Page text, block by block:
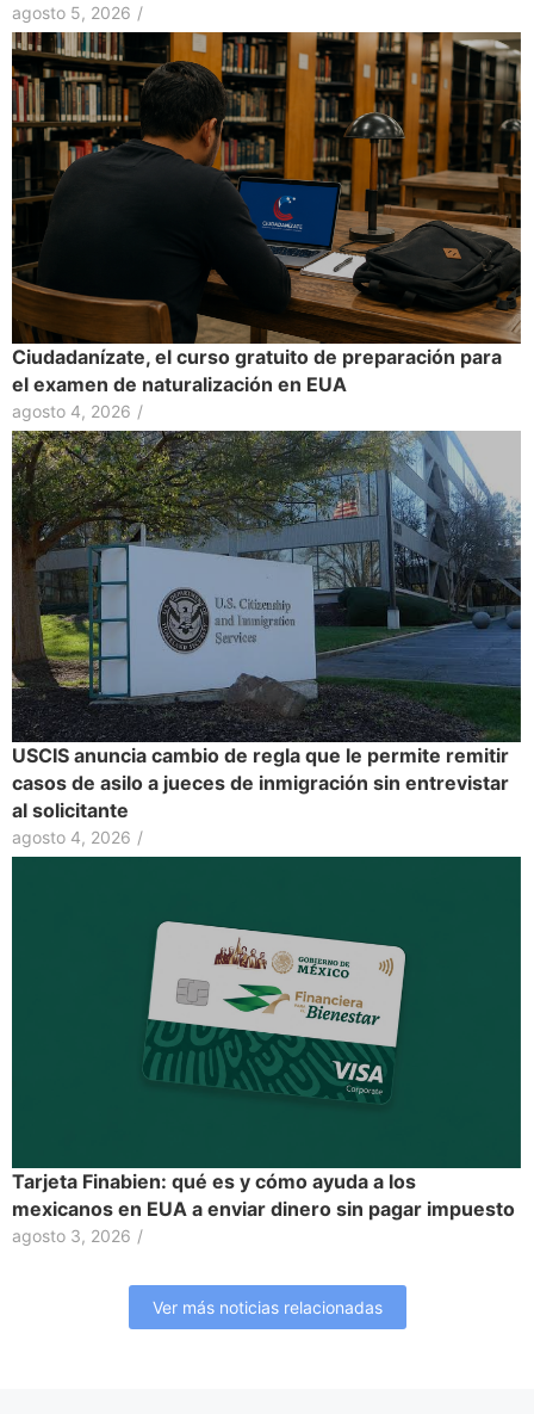
agosto 5, 2026 /
Ciudadanízate, el curso gratuito de preparación para
el examen de naturalización en EUA
agosto 4, 2026 /
USCIS anuncia cambio de regla que le permite remitir
casos de asilo a jueces de inmigración sin entrevistar
al solicitante
agosto 4, 2026 /
Tarjeta Finabien: qué es y cómo ayuda a los
mexicanos en EUA a enviar dinero sin pagar impuesto
agosto 3, 2026 /
Ver más noticias relacionadas